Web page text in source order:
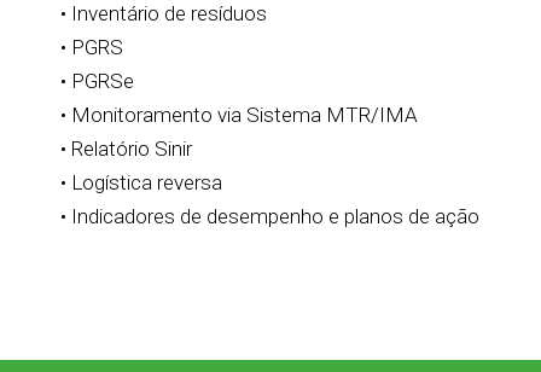
• Inventário de resíduos
• PGRS
• PGRSe
• Monitoramento via Sistema MTR/IMA
• Relatório Sinir
• Logística reversa
• Indicadores de desempenho e planos de ação